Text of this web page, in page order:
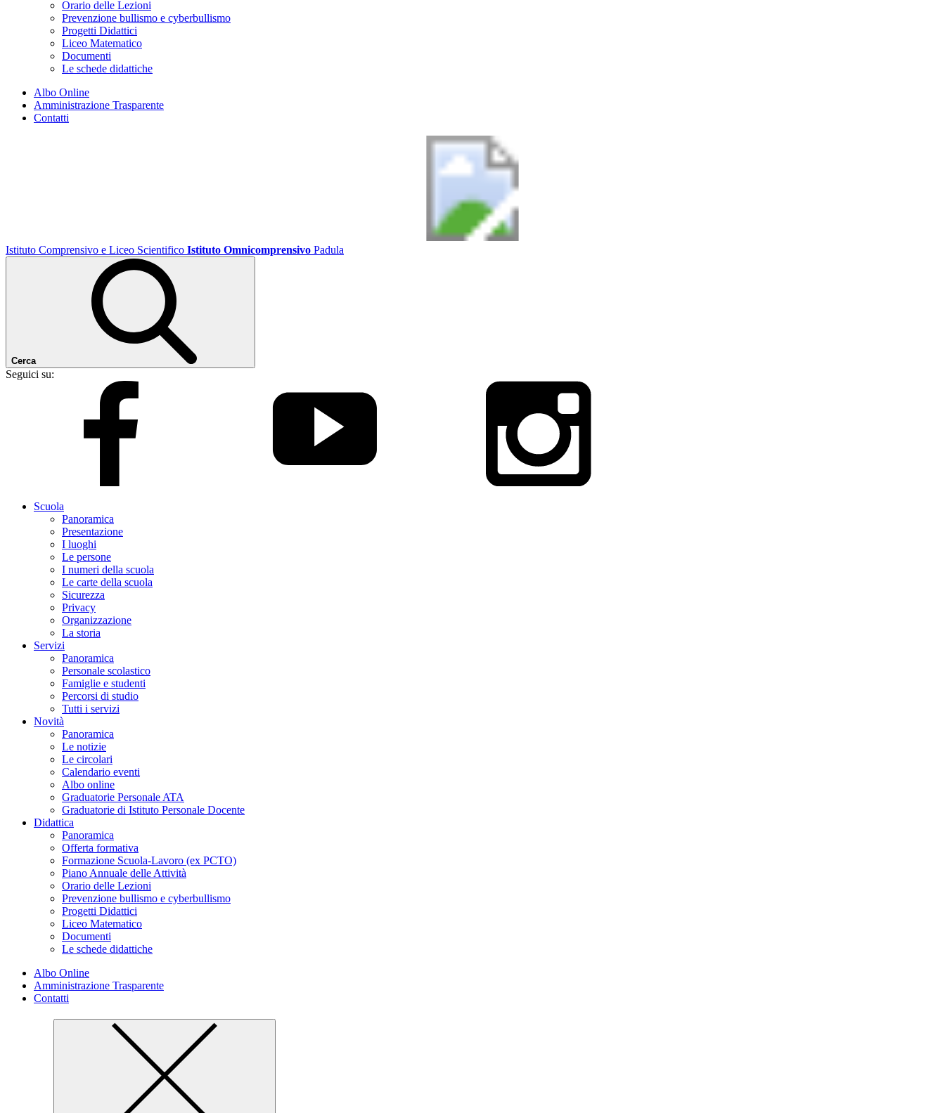
Orario delle Lezioni
Prevenzione bullismo e cyberbullismo
Progetti Didattici
Liceo Matematico
Documenti
Le schede didattiche
Albo Online
Amministrazione Trasparente
Contatti
Istituto Comprensivo e Liceo Scientifico Istituto Omnicomprensivo Padula
Cerca
Seguici su:
Scuola
Panoramica
Presentazione
I luoghi
Le persone
I numeri della scuola
Le carte della scuola
Sicurezza
Privacy
Organizzazione
La storia
Servizi
Panoramica
Personale scolastico
Famiglie e studenti
Percorsi di studio
Tutti i servizi
Novità
Panoramica
Le notizie
Le circolari
Calendario eventi
Albo online
Graduatorie Personale ATA
Graduatorie di Istituto Personale Docente
Didattica
Panoramica
Offerta formativa
Formazione Scuola-Lavoro (ex PCTO)
Piano Annuale delle Attività
Orario delle Lezioni
Prevenzione bullismo e cyberbullismo
Progetti Didattici
Liceo Matematico
Documenti
Le schede didattiche
Albo Online
Amministrazione Trasparente
Contatti